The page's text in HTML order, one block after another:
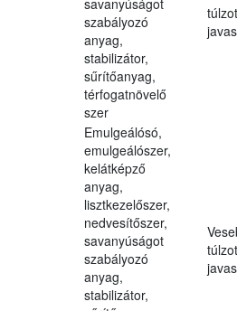
szabályozó
anyag,
stabilizátor,
sűrítőanyag,
térfogatnövelő
szer
Emulgeálósó,
emulgeálószer,
kelátképző
anyag,
lisztkezelőszer,
nedvesítőszer,
savanyúságot
szabályozó
anyag,
stabilizátor,